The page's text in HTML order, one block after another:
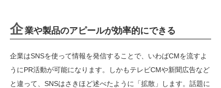
企業や製品のアピールが効率的にできる
企業はSNSを使って情報を発信することで、いわばCMを流すよ
うにPR活動が可能になります。しかもテレビCMや新聞広告など
と違って、SNSはさきほど述べたように「拡散」します。話題に